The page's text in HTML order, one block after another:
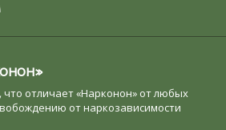
отличает «Нарконон» от любых
от наркозависимости